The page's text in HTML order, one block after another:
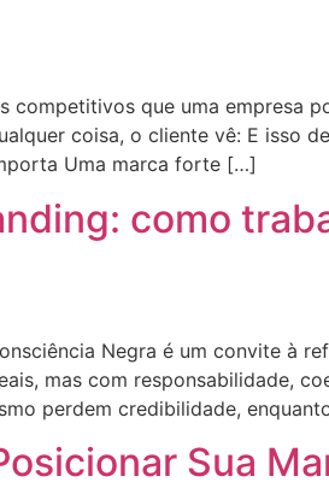
competitivos que uma empresa
coisa, o cliente vê: E isso
Uma marca forte […]
como
Negra é um convite à
mas com responsabilidade,
perdem credibilidade,
Sua